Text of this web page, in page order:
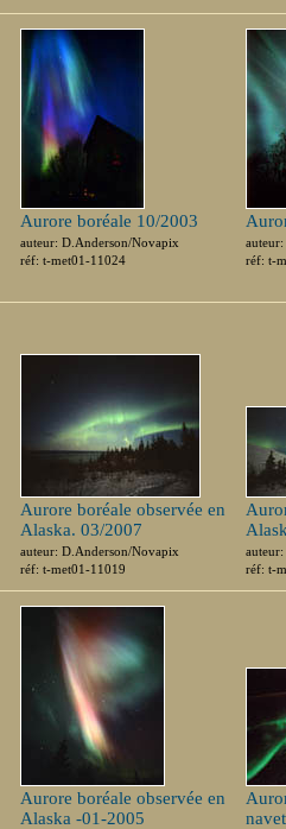
Aurore boréale 10/2003
auteur: D.Anderson/Novapix
réf: t-met01-11024
réf: t-
Aurore boréale observée en
Alaska. 03/2007
auteur: D.Anderson/Novapix
réf: t-met01-11019
réf: t-
Aurore boréale observée en
Alaska -01-2005